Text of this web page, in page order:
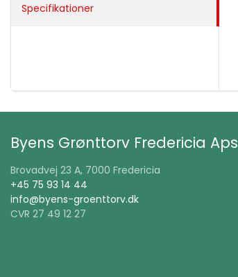
Specifikationer
Byens Grønttorv Fredericia Aps
Brovadvej 23 A, 7000 Fredericia
+45 75 93 14 44
info@byens-groenttorv.dk
CVR 27 49 12 27